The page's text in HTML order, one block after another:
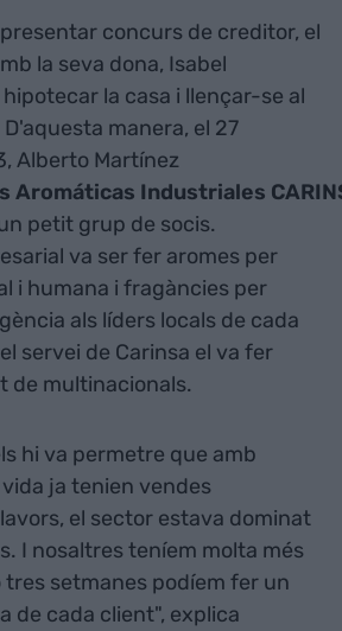
concurs de creditor, el
la seva dona, Isabel
la casa i llençar-se al
manera, el 27
Alberto Martínez
Aromáticas Industriales
petit grup de socis.
va ser fer aromes per
i humana i fragàncies per
als líders locals de cada
servei de Carinsa el va fer
de multinacionals.
hi va permetre que amb
ja tenien vendes
el sector estava dominat
I nosaltres teníem molta més
tres setmanes podíem fer un
de cada client", explica